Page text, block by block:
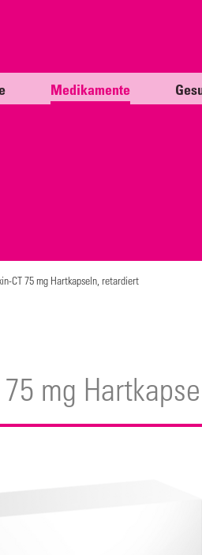
Medikamente
CT 75 mg Hartkapseln, retardiert
mg